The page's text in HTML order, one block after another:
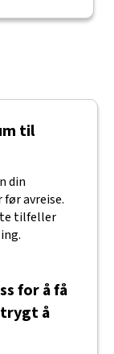
til
din
før avreise.
tilfeller
for å få
å